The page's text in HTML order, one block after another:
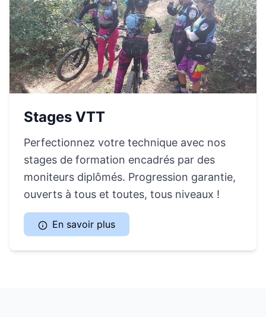
Stages VTT
Perfectionnez votre technique avec nos
stages de formation encadrés par des
moniteurs diplômés. Progression garantie,
ouverts à tous et toutes, tous niveaux !
En savoir plus